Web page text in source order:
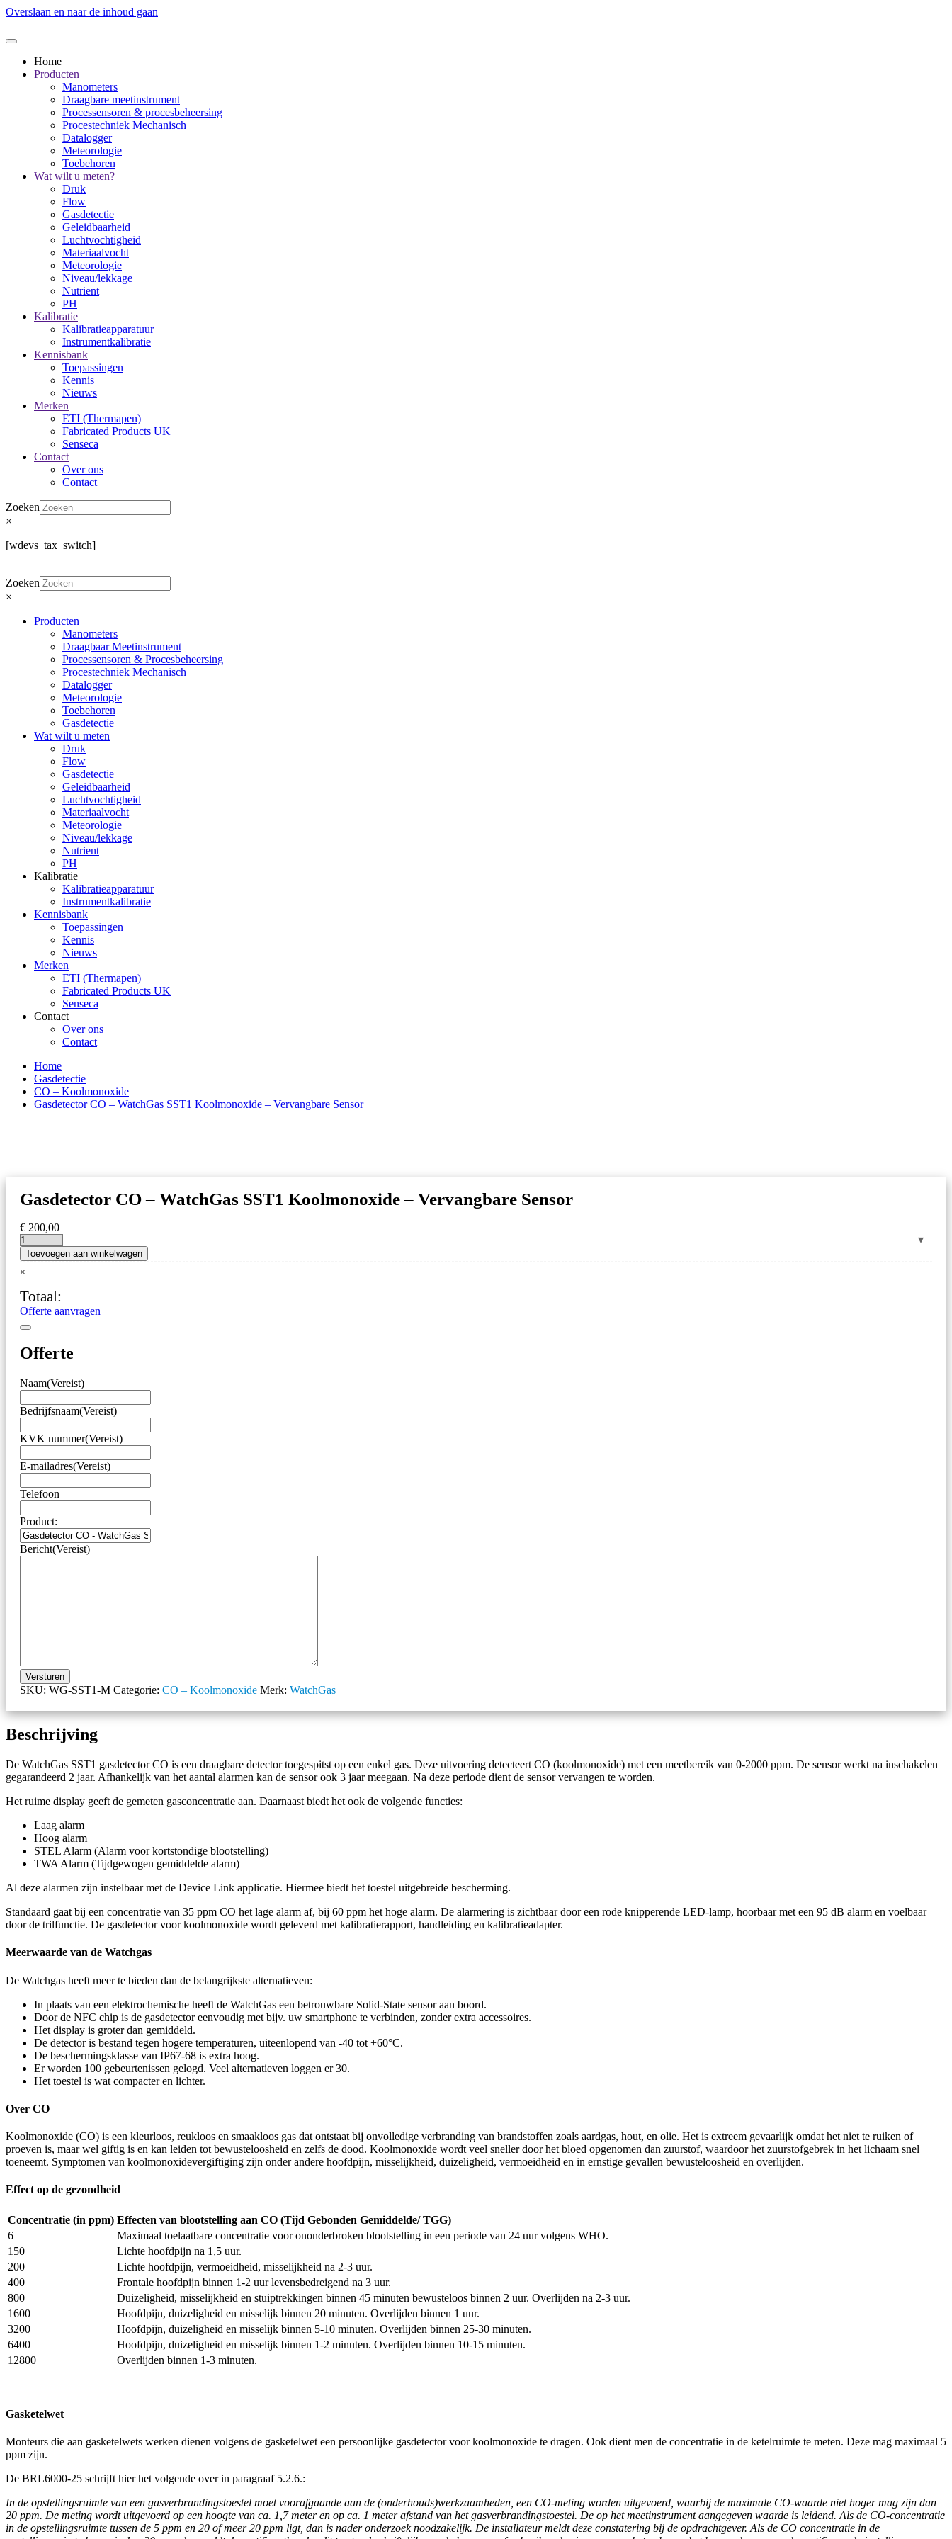
Overslaan en naar de inhoud gaan
Home
Producten
Manometers
Draagbare meetinstrument
Processensoren & procesbeheersing
Procestechniek Mechanisch
Datalogger
Meteorologie
Toebehoren
Wat wilt u meten?
Druk
Flow
Gasdetectie
Geleidbaarheid
Luchtvochtigheid
Materiaalvocht
Meteorologie
Niveau/lekkage
Nutrient
PH
Kalibratie
Kalibratieapparatuur
Instrumentkalibratie
Kennisbank
Toepassingen
Kennis
Nieuws
Merken
ETI (Thermapen)
Fabricated Products UK
Senseca
Contact
Over ons
Contact
Zoeken
×
[wdevs_tax_switch]
Zoeken
×
Producten
Manometers
Draagbaar Meetinstrument
Processensoren & Procesbeheersing
Procestechniek Mechanisch
Datalogger
Meteorologie
Toebehoren
Gasdetectie
Wat wilt u meten
Druk
Flow
Gasdetectie
Geleidbaarheid
Luchtvochtigheid
Materiaalvocht
Meteorologie
Niveau/lekkage
Nutrient
PH
Kalibratie
Kalibratieapparatuur
Instrumentkalibratie
Kennisbank
Toepassingen
Kennis
Nieuws
Merken
ETI (Thermapen)
Fabricated Products UK
Senseca
Contact
Over ons
Contact
Home
Gasdetectie
CO – Koolmonoxide
Gasdetector CO – WatchGas SST1 Koolmonoxide – Vervangbare Sensor
Gasdetector CO – WatchGas SST1 Koolmonoxide – Vervangbare Sensor
€ 200,00
Gasdetector
CO
–
SST1
Koolmonoxide
Sensor
aantal
Toevoegen aan winkelwagen
×
Totaal:
Offerte aanvragen
Offerte
Naam(Vereist)
Bedrijfsnaam(Vereist)
KVK nummer(Vereist)
E-mailadres(Vereist)
Telefoon
Product:
Bericht(Vereist)
Versturen
SKU: WG-SST1-M Categorie: CO – Koolmonoxide Merk: WatchGas
Beschrijving
De WatchGas SST1 gasdetector CO is een draagbare detector toegespitst op een enkel gas. Deze uitvoering detecteert CO (koolmonoxide) met een meetbereik van 0-2000 ppm. De sensor werkt na inschakelen
gegarandeerd 2 jaar. Afhankelijk van het aantal alarmen kan de sensor ook 3 jaar meegaan. Na deze periode dient de sensor vervangen te worden.
Het ruime display geeft de gemeten gasconcentratie aan. Daarnaast biedt het ook de volgende functies:
Laag alarm
Hoog alarm
STEL Alarm (Alarm voor kortstondige blootstelling)
TWA Alarm (Tijdgewogen gemiddelde alarm)
Al deze alarmen zijn instelbaar met de Device Link applicatie. Hiermee biedt het toestel uitgebreide bescherming.
Standaard gaat bij een concentratie van 35 ppm CO het lage alarm af, bij 60 ppm het hoge alarm. De alarmering is zichtbaar door een rode knipperende LED-lamp, hoorbaar met een 95 dB alarm en voelbaar
door de trilfunctie. De gasdetector voor koolmonoxide wordt geleverd met kalibratierapport, handleiding en kalibratieadapter.
Meerwaarde van de Watchgas
De Watchgas heeft meer te bieden dan de belangrijkste alternatieven:
In plaats van een elektrochemische heeft de WatchGas een betrouwbare Solid-State sensor aan boord.
Door de NFC chip is de gasdetector eenvoudig met bijv. uw smartphone te verbinden, zonder extra accessoires.
Het display is groter dan gemiddeld.
De detector is bestand tegen hogere temperaturen, uiteenlopend van -40 tot +60°C.
De beschermingsklasse van IP67-68 is extra hoog.
Er worden 100 gebeurtenissen gelogd. Veel alternatieven loggen er 30.
Het toestel is wat compacter en lichter.
Over CO
Koolmonoxide (CO) is een kleurloos, reukloos en smaakloos gas dat ontstaat bij onvolledige verbranding van brandstoffen zoals aardgas, hout, en olie. Het is extreem gevaarlijk omdat het niet te ruiken of
proeven is, maar wel giftig is en kan leiden tot bewusteloosheid en zelfs de dood. Koolmonoxide wordt veel sneller door het bloed opgenomen dan zuurstof, waardoor het zuurstofgebrek in het lichaam snel
toeneemt. Symptomen van koolmonoxidevergiftiging zijn onder andere hoofdpijn, misselijkheid, duizeligheid, vermoeidheid en in ernstige gevallen bewusteloosheid en overlijden.
Effect op de gezondheid
Concentratie (in ppm) Effecten van blootstelling aan CO (Tijd Gebonden Gemiddelde/ TGG)
6
Maximaal toelaatbare concentratie voor ononderbroken blootstelling in een periode van 24 uur volgens WHO.
150
Lichte hoofdpijn na 1,5 uur.
200
Lichte hoofdpijn, vermoeidheid, misselijkheid na 2-3 uur.
400
Frontale hoofdpijn binnen 1-2 uur levensbedreigend na 3 uur.
800
Duizeligheid, misselijkheid en stuiptrekkingen binnen 45 minuten bewusteloos binnen 2 uur. Overlijden na 2-3 uur.
1600
Hoofdpijn, duizeligheid en misselijk binnen 20 minuten. Overlijden binnen 1 uur.
3200
Hoofdpijn, duizeligheid en misselijk binnen 5-10 minuten. Overlijden binnen 25-30 minuten.
6400
Hoofdpijn, duizeligheid en misselijk binnen 1-2 minuten. Overlijden binnen 10-15 minuten.
12800
Overlijden binnen 1-3 minuten.
Gasketelwet
Monteurs die aan gasketelwets werken dienen volgens de gasketelwet een persoonlijke gasdetector voor koolmonoxide te dragen. Ook dient men de concentratie in de ketelruimte te meten. Deze mag maximaal 5
ppm zijn.
De BRL6000-25 schrijft hier het volgende over in paragraaf 5.2.6.:
In de opstellingsruimte van een gasverbrandingstoestel moet voorafgaande aan de (onderhouds)werkzaamheden, een CO-meting worden uitgevoerd, waarbij de maximale CO-waarde niet hoger mag zijn dan
20 ppm. De meting wordt uitgevoerd op een hoogte van ca. 1,7 meter en op ca. 1 meter afstand van hetgasverbrandingstoestel. De op het meetinstrument aangegeven waarde is leidend. Als de CO-concentratie
in de opstellingsruimte tussen de 5 ppm en 20 of meer 20 ppm ligt, dan is nader onderzoek noodzakelijk. De installateur meldt deze constatering bij de opdrachtgever. Als de CO concentratie in de